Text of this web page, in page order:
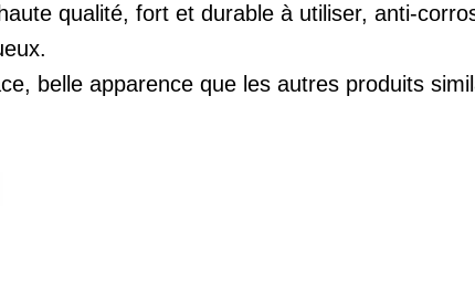
qualité, fort et durable à utiliser, anti-
belle apparence que les autres produits